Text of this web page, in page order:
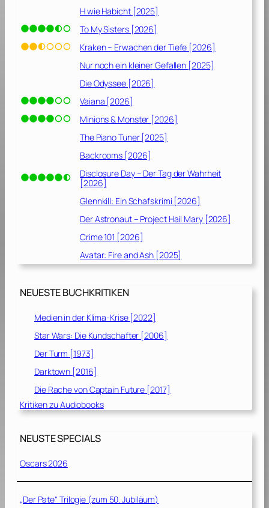
H wie Habicht [2025]
To My Sisters [2026]
Kraken – Erwachen der Tiefe [2026]
Nur noch ein kleiner Gefallen [2025]
Die Odyssee [2026]
Vaiana [2026]
Minions & Monster [2026]
The Piano Tuner [2025]
Backrooms [2026]
Disclosure Day – Der Tag der Wahrheit
[2026]
Glennkill: Ein Schafskrimi [2026]
Der Astronaut – Project Hail Mary [2026]
Crime 101 [2026]
Avatar: Fire and Ash [2025]
NEUESTE BUCHKRITIKEN
Medien in der Klima-Krise [2022]
Star Wars: Die Kundschafter [2006]
Der Turm [1973]
Darktown [2016]
Die Rache von Captain Future [2017]
Kritiken zu Audiobooks
NEUSTE SPECIALS
Oscars 2026
„Der Pate“ Trilogie (zum 50. Jubiläum)